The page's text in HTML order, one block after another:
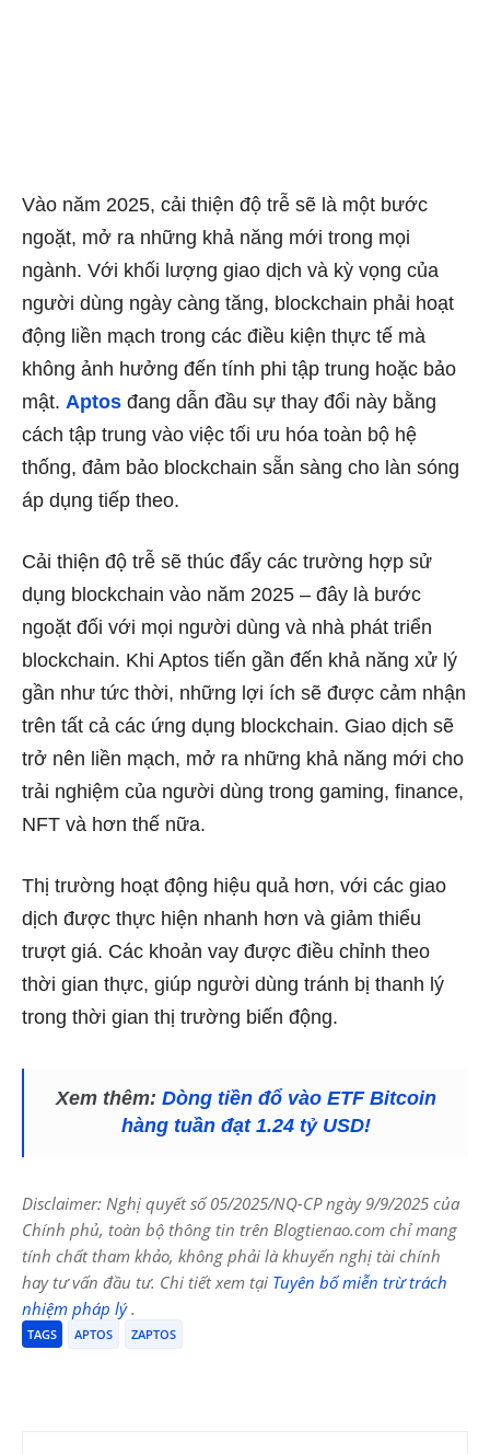
Vào năm 2025, cải thiện độ trễ sẽ là một bước
ngoặt, mở ra những khả năng mới trong mọi
ngành. Với khối lượng giao dịch và kỳ vọng của
người dùng ngày càng tăng, blockchain phải hoạt
động liền mạch trong các điều kiện thực tế mà
không ảnh hưởng đến tính phi tập trung hoặc bảo
mật. Aptos đang dẫn đầu sự thay đổi này bằng
cách tập trung vào việc tối ưu hóa toàn bộ hệ
thống, đảm bảo blockchain sẵn sàng cho làn sóng
áp dụng tiếp theo.
Cải thiện độ trễ sẽ thúc đẩy các trường hợp sử
dụng blockchain vào năm 2025 – đây là bước
ngoặt đối với mọi người dùng và nhà phát triển
blockchain. Khi Aptos tiến gần đến khả năng xử lý
gần như tức thời, những lợi ích sẽ được cảm nhận
trên tất cả các ứng dụng blockchain. Giao dịch sẽ
trở nên liền mạch, mở ra những khả năng mới cho
trải nghiệm của người dùng trong gaming, finance,
NFT và hơn thế nữa.
Thị trường hoạt động hiệu quả hơn, với các giao
dịch được thực hiện nhanh hơn và giảm thiểu
trượt giá. Các khoản vay được điều chỉnh theo
thời gian thực, giúp người dùng tránh bị thanh lý
trong thời gian thị trường biến động.
Xem thêm: Dòng tiền đổ vào ETF Bitcoin
hàng tuần đạt 1.24 tỷ USD!
Disclaimer: Nghị quyết số 05/2025/NQ-CP ngày 9/9/2025 của
Chính phủ, toàn bộ thông tin trên Blogtienao.com chỉ mang
tính chất tham khảo, không phải là khuyến nghị tài chính
hay tư vấn đầu tư. Chi tiết xem tại Tuyên bố miễn trừ trách
nhiệm pháp lý.
TAGS APTOS ZAPTOS